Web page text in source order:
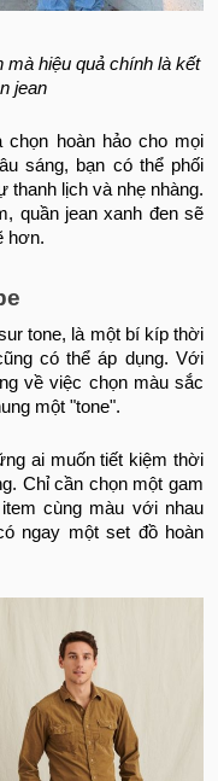
mà hiệu quả chính là kết
jean
hoàn hảo cho mọi
sáng, bạn có thể phối
thanh lịch và nhẹ nhàng.
quần jean xanh đen sẽ
hơn.
tone, là một bí kíp thời
có thể áp dụng. Với
về việc chọn màu sắc
một "tone".
ai muốn tiết kiệm thời
Chỉ cần chọn một gam
cùng màu với nhau
ngay một set đồ hoàn